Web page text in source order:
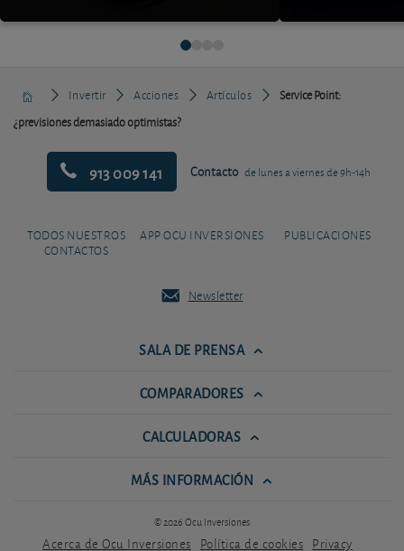
Invertir Acciones Artículos
Service Point:
¿previsiones demasiado optimistas?
913 009 141 Contacto de lunes a viernes de 9h-14h
TODOS NUESTROS
CONTACTOS
APP OCU INVERSIONES PUBLICACIONES
Newsletter
SALA DE PRENSA
COMPARADORES
CALCULADORAS
MÁS INFORMACIÓN
© 2026 Ocu Inversiones
Acerca de Ocu Inversiones Política de cookies Privacy